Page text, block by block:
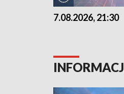
7.08.2026, 21:30